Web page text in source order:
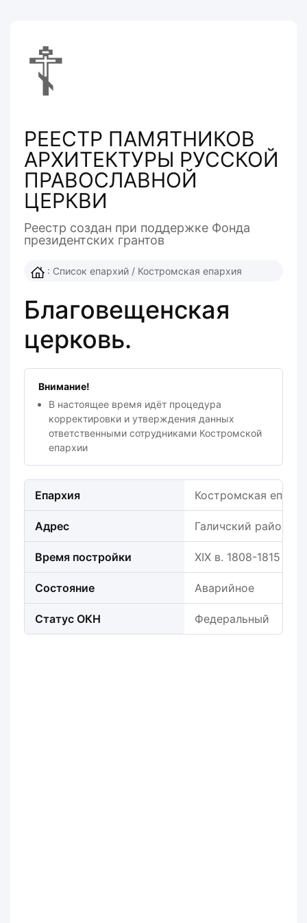
☦
РЕЕСТР ПАМЯТНИКОВ
АРХИТЕКТУРЫ РУССКОЙ
ПРАВОСЛАВНОЙ
ЦЕРКВИ
Реестр создан при поддержке Фонда
президентcких грантов
: Список епархий / Костромская епархия
Благовещенская
церковь.
Внимание!
В настоящее время идёт процедура
корректировки и утверждения данных
ответственными сотрудниками Костромской
епархии
Епархия Костромская
Адрес Галичский район,
Время постройки XIX в. 1808-1815 гг.
Состояние Аварийное
Статус ОКН Федеральный